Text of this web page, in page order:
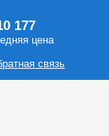
177
цена
связь